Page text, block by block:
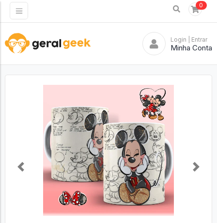
0
Login | Entrar
Minha Conta
Previous Next